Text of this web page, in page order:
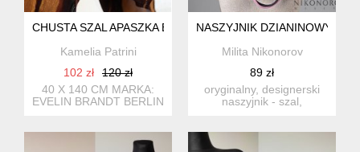
CHUSTA SZAL APASZKA EVELIN BRANDT BERLIN
Kamelia Patrini
102 zł
120 zł
40 X 140 CM MARKA:
EVELIN BRANDT BERLIN
NASZYJNIK DZIANINOWY
Milita Nikonorov
89 zł
oryginalny, designerski
naszyjnik - szal,